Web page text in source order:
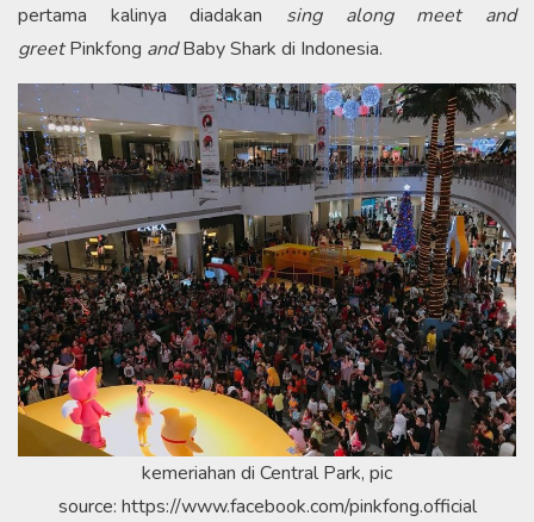
pertama kalinya diadakan sing along meet and
greetPinkfong andBaby Shark di Indonesia.
kemeriahan di Central Park, pic
source: https://www.facebook.com/pinkfong.official